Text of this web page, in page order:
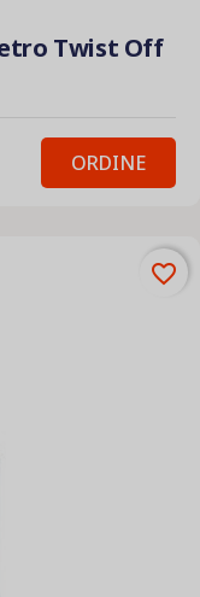
Twist Off
ORDINE
favorite_border